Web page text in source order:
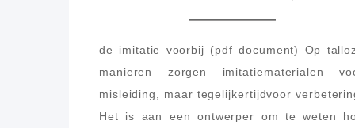
de imitatie voorbij (pdf document) Op
manieren zorgen imitatiematerialen
misleiding, maar tegelijkertijdvoor
Het is aan een ontwerper om te weten